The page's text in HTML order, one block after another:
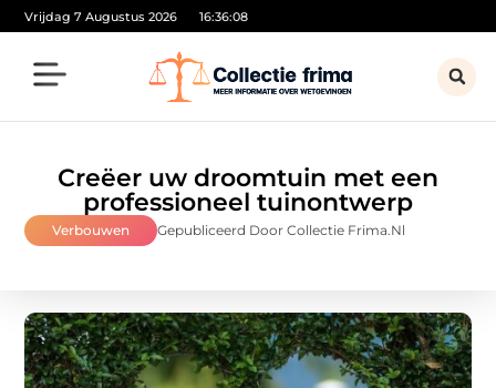
Vrijdag 7 Augustus 2026 16:36:09
Creëer uw droomtuin met een
professioneel tuinontwerp
Verbouwen Gepubliceerd Door Collectie Frima.nl